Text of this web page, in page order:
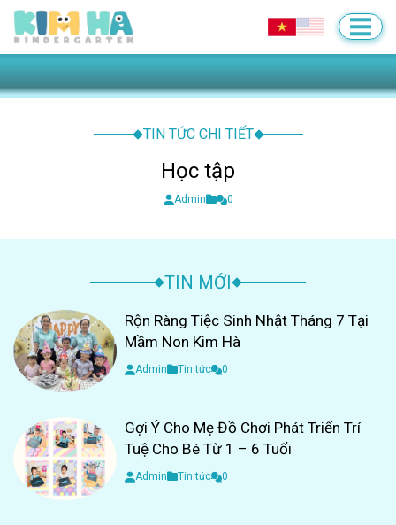
TIN TỨC CHI TIẾT
Học tập
Admin 0
TIN MỚI
Rộn Ràng Tiệc Sinh Nhật Tháng 7 Tại
Mầm Non Kim Hà
Admin Tin tức 0
Gợi Ý Cho Mẹ Đồ Chơi Phát Triển Trí
Tuệ Cho Bé Từ 1 – 6 Tuổi
Admin Tin tức 0